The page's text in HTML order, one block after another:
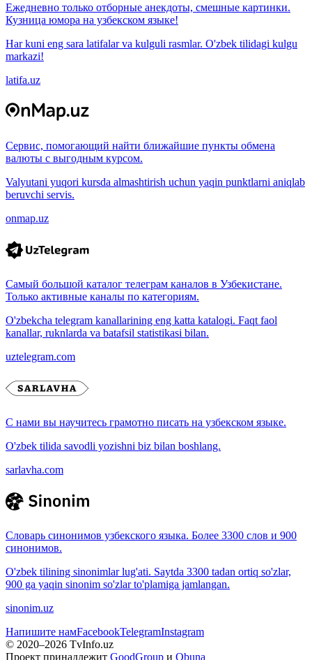
Ежедневно только отборные анекдоты, смешные картинки.
Кузница юмора на узбекском языке!
Har kuni eng sara latifalar va kulguli rasmlar. O'zbek tilidagi kulgu
markazi!
latifa.uz
Сервис, помогающий найти ближайшие пункты обмена
валюты с выгодным курсом.
Valyutani yuqori kursda almashtirish uchun yaqin punktlarni aniqlab
beruvchi servis.
onmap.uz
Самый большой каталог телеграм каналов в Узбекистане.
Только активные каналы по категориям.
O'zbekcha telegram kanallarining eng katta katalogi. Faqt faol
kanallar, ruknlarda va batafsil statistikasi bilan.
uztelegram.com
С нами вы научитесь грамотно писать на узбекском языке.
O'zbek tilida savodli yozishni biz bilan boshlang.
sarlavha.com
Словарь синонимов узбекского языка. Более 3300 слов и 900
синонимов.
O'zbek tilining sinonimlar lug'ati. Saytda 3300 tadan ortiq so'zlar,
900 ga yaqin sinonim so'zlar to'plamiga jamlangan.
sinonim.uz
Напишите намFacebookTelegramInstagram
© 2020–2026 TvInfo.uz
Проект принадлежит GoodGroup и Obuna